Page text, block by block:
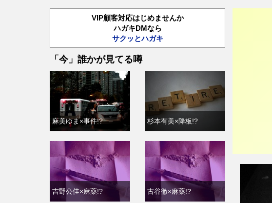
VIP顧客対応はじめませんか
ハガキDMなら
サクッとハガキ
「今」誰かが見てる噂
麻美ゆま×事件!? 杉本有美×降板!?
吉野公佳×麻薬!? 古谷徹×麻薬!?